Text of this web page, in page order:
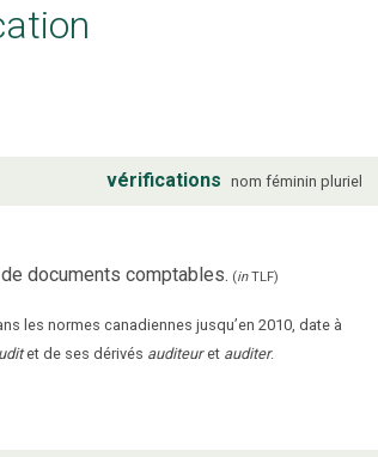
vérifications nom féminin pluriel
documents comptables. (inTLF)
les normes canadiennes jusqu’en 2010, date à
et de ses dérivés auditeur et auditer.